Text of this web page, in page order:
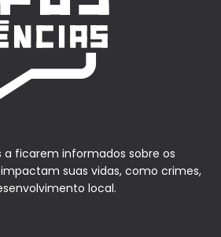
a ficarem informados sobre os
suas vidas, como crimes,
local.